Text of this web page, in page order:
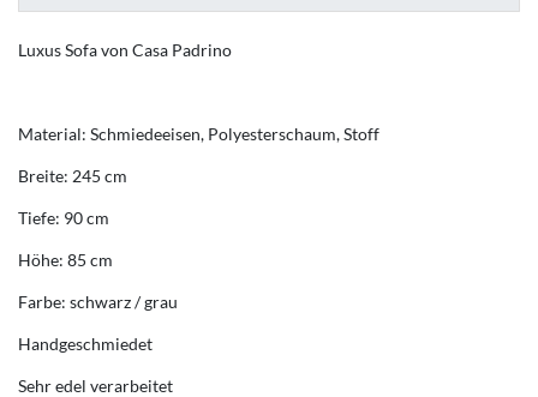
Luxus Sofa von Casa Padrino
Material: Schmiedeeisen, Polyesterschaum, Stoff
Breite: 245 cm
Tiefe: 90 cm
Höhe: 85 cm
Farbe: schwarz / grau
Handgeschmiedet
Sehr edel verarbeitet